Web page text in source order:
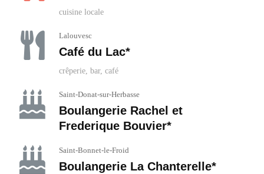
cuisine locale
Lalouvesc
Café du Lac*
crêperie, bar, café
Saint-Donat-sur-Herbasse
Boulangerie Rachel et
Frederique Bouvier*
Saint-Bonnet-le-Froid
Boulangerie La Chanterelle*